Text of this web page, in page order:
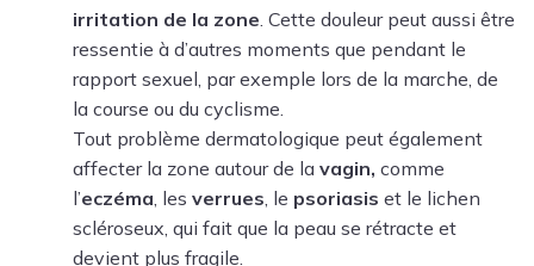
irritation de la zone. Cette douleur peut aussi être
ressentie à d’autres moments que pendant le
rapport sexuel, par exemple lors de la marche, de
la course ou du cyclisme.
Tout problème dermatologique peut également
affecter la zone autour de la vagin, comme
l’eczéma, les verrues, le psoriasis et le lichen
scléroseux, qui fait que la peau se rétracte et
devient plus fragile.